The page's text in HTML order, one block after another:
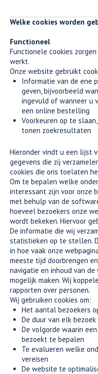
Welke cookies worden
Functioneel
Functionele cookies
werkt.
Onze website gebruikt
Informatie van de ene
geven, bijvoorbeeld
ingevuld of wanneer u
een online bestelling
Voorkeuren op te
tonen zoekresultaten
Hieronder vindt u een lijst
gegevens die zij
cookies die ons toelaten
Om te bepalen welke
interessant zijn voor onze
met behulp van de
hoeveel bezoekers onze
wordt bekeken. Hiervoor
De informatie die wij
statistieken op te stellen.
in hoe vaak onze
meeste tijd doorbrengen
navigatie en inhoud van
mogelijk maken. Wij
rapporten over personen.
Wij gebruiken cookies om:
Het aantal bezoekers
De duur van elk
De volgorde waarin
bezoekt te bepalen
Te evalueren welke
vereisen
De website te